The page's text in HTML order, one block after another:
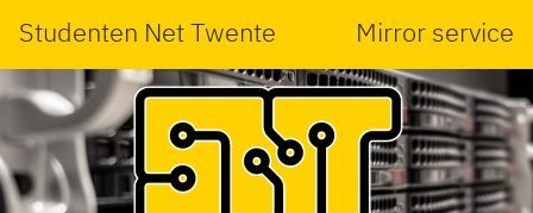
Studenten Net Twente Mirror service